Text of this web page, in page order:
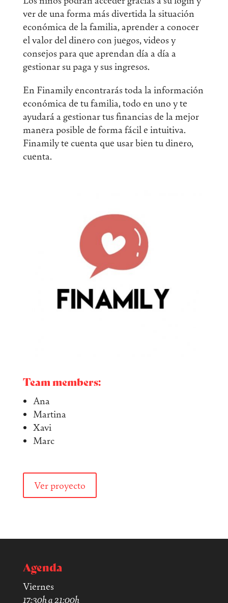
ver de una forma más divertida la situación
económica de la familia, aprender a conocer
el valor del dinero con juegos, videos y
consejos para que aprendan día a día a
gestionar su paga y sus ingresos.
En Finamily encontrarás toda la información
económica de tu familia, todo en uno y te
ayudará a gestionar tus financias de la mejor
manera posible de forma fácil e intuitiva.
Finamily te cuenta que usar bien tu dinero,
cuenta.
Team members:
Ana
Martina
Xavi
Marc
Ver proyecto
Agenda
Viernes
17:30h a 21:00h